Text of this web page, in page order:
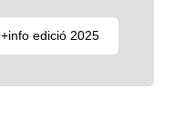
+info edició 2025